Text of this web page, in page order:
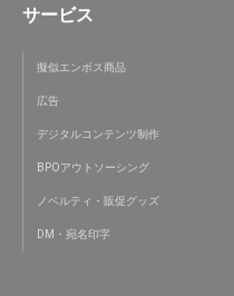
サービス
擬似エンボス商品
広告
デジタルコンテンツ制作
BPOアウトソーシング
ノベルティ・販促グッズ
DM・宛名印字